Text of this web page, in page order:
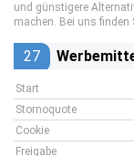
und günstigere
machen. Bei uns
27
Start
Stornoquote
Cookie
Freigabe